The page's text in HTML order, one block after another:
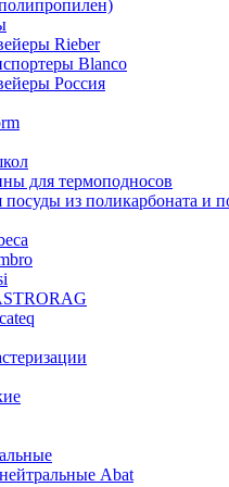
Rieber
Blanco
Россия
для термоподносов
из поликарбоната и
Abat